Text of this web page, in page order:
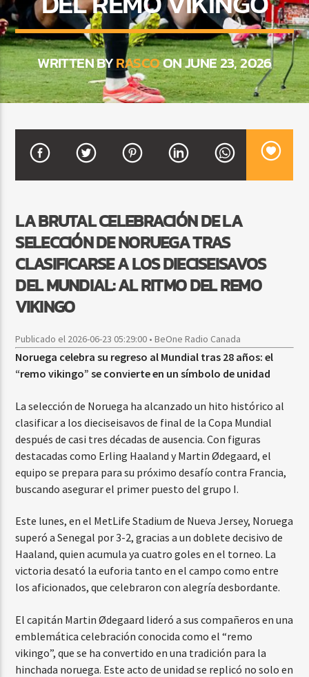
CURRENT SHOW
MEZCLA TROPICAL Y SALSA
1:00 PM 3:00 PM
WRITTEN BYRASCOON JUNE 23, 2026
LA BRUTAL CELEBRACIÓN DE LA
SELECCIÓN DE NORUEGA TRAS
CLASIFICARSE A LOS DIECISEISAVOS
DEL MUNDIAL: AL RITMO DEL REMO
VIKINGO
Publicado el 2026-06-23 05:29:00 • BeOne Radio Canada
Noruega celebra su regreso al Mundial tras 28 años: el
“remo vikingo” se convierte en un símbolo de unidad
La selección de Noruega ha alcanzado un hito histórico al
clasificar a los dieciseisavos de final de la Copa Mundial
después de casi tres décadas de ausencia. Con figuras
destacadas como Erling Haaland y Martin Ødegaard, el
equipo se prepara para su próximo desafío contra Francia,
buscando asegurar el primer puesto del grupo I.
Este lunes, en el MetLife Stadium de Nueva Jersey, Noruega
superó a Senegal por 3-2, gracias a un doblete decisivo de
Haaland, quien acumula ya cuatro goles en el torneo. La
victoria desató la euforia tanto en el campo como entre
los aficionados, que celebraron con alegría desbordante.
El capitán Martin Ødegaard lideró a sus compañeros en una
emblemática celebración conocida como el “remo
vikingo”, que se ha convertido en una tradición para la
hinchada noruega. Este acto de unidad se replicó no solo en